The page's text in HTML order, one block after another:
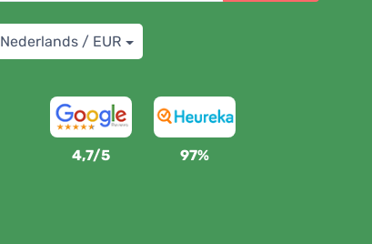
Nederlands / EUR
4,7/5 97%